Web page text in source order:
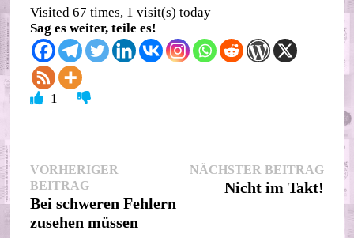
Visited 67 times, 1 visit(s) today
Sag es weiter, teile es!
1
Beitragsnavigation
VORHERIGER
BEITRAGVorheriger
Beitrag:
Bei schweren Fehlern
zusehen müssen
NÄCHSTER BEITRAG
Nicht im Takt!